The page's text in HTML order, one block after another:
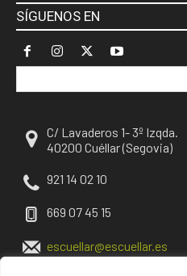
SÍGUENOS EN
C/ Lavaderos 1- 3º Izqda.
40200 Cuéllar (Segovia)
921 14 02 10
669 07 45 15
escuellar@escuellar.es